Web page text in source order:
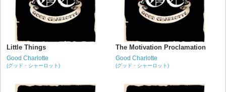
Little Things
Good Charlotte
(グッド・シャーロット)
The Motivation Proclamation
Good Charlotte
(グッド・シャーロット)